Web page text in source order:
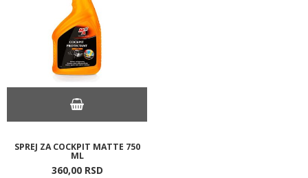
SPREJ ZA COCKPIT MATTE 750
ML
360,00 RSD